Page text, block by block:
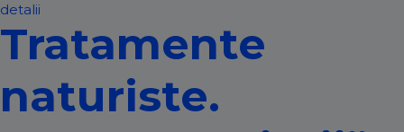
detalii
Tratamente
naturiste.